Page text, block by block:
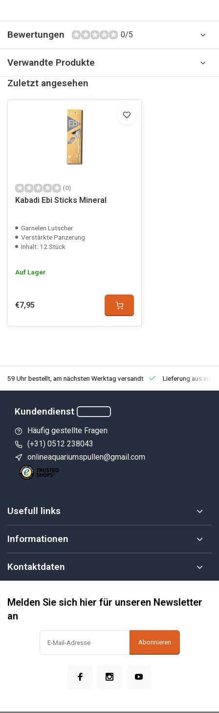
Bewertungen 0/5
Verwandte Produkte
Zuletzt angesehen
(0)
Kabadi Ebi Sticks Mineral
Garnelen Lutscher
Verstärkte Panzerung
Inhalt: 12 Stück
Auf Lager
€7,95
Uhr bestellt, am nächsten Werktag versandt Lieferung aus
Kundendienst
Häufig gestellte Fragen
(+31) 0512 238043
onlineaquariumspullen@gmail.com
Usefull links
Informationen
Kontaktdaten
Melden Sie sich hier für unseren Newsletter
an
Abonnieren